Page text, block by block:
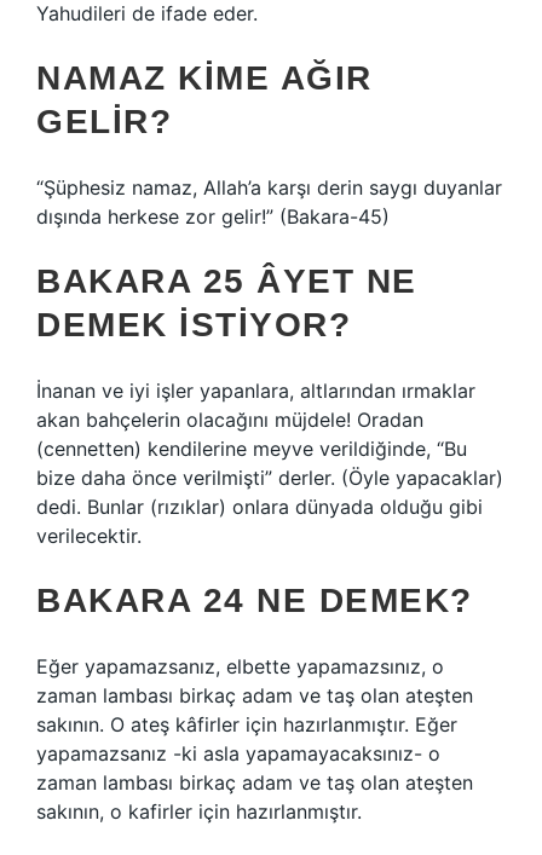
Yahudileri de ifade eder.
NAMAZ KIME AĞIR
GELIR?
“Şüphesiz namaz, Allah’a karşı derin saygı duyanlar
dışında herkese zor gelir!” (Bakara-45)
BAKARA 25 ÂYET NE
DEMEK ISTIYOR?
İnanan ve iyi işler yapanlara, altlarından ırmaklar
akan bahçelerin olacağını müjdele! Oradan
(cennetten) kendilerine meyve verildiğinde, “Bu
bize daha önce verilmişti” derler. (Öyle yapacaklar)
dedi. Bunlar (rızıklar) onlara dünyada olduğu gibi
verilecektir.
BAKARA 24 NE DEMEK?
Eğer yapamazsanız, elbette yapamazsınız, o
zaman lambası birkaç adam ve taş olan ateşten
sakının. O ateş kâfirler için hazırlanmıştır. Eğer
yapamazsanız -ki asla yapamayacaksınız- o
zaman lambası birkaç adam ve taş olan ateşten
sakının, o kafirler için hazırlanmıştır.